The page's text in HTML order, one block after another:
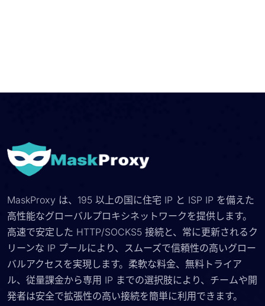
MaskProxy は、195 以上の国に住宅 IP と ISP IP を備えた
高性能なグローバルプロキシネットワークを提供します。
高速で安定した HTTP/SOCKS5 接続と、常に更新されるク
リーンな IP プールにより、スムーズで信頼性の高いグロー
バルアクセスを実現します。柔軟な料金、無料トライア
ル、従量課金から専用 IP までの選択肢により、チームや開
発者は安全で拡張性の高い接続を簡単に利用できます。